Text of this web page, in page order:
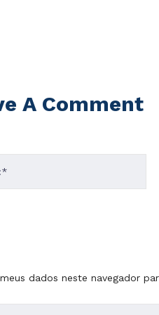
A Comment
dados neste navegador